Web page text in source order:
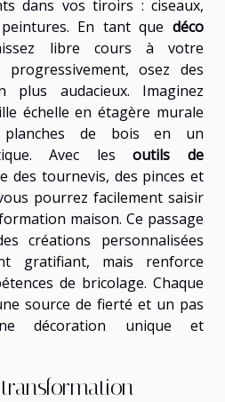
dans vos tiroirs : ciseaux,
En tant que déco
libre cours à votre
osez des
audacieux. Imaginez
échelle en étagère murale
de bois en un
Avec lesoutils de
des tournevis, des pinces et
pourrez facilement saisir
maison. Ce passage
créations personnalisées
gratifiant, mais renforce
de bricolage. Chaque
source de fierté et un pas
décoration unique et